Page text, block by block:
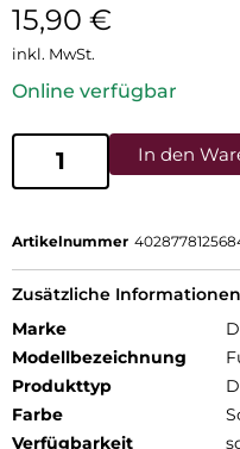
15,90 €
inkl. MwSt.
Online verfügbar
In den
Artikelnummer
Zusätzliche Informationen
Marke
Modellbezeichnung
Produkttyp
Farbe
Verfügbarkeit